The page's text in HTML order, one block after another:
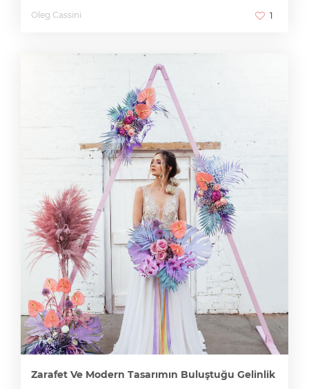
Oleg Cassini 1
Zarafet Ve Modern Tasarımın Buluştuğu Gelinlik